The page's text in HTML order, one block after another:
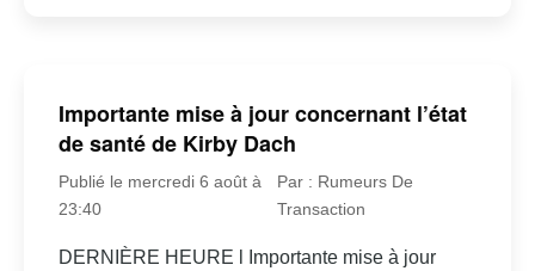
Importante mise à jour concernant l’état
de santé de Kirby Dach
Publié le mercredi 6 août à
23:40
Par : Rumeurs De
Transaction
DERNIÈRE HEURE l Importante mise à jour